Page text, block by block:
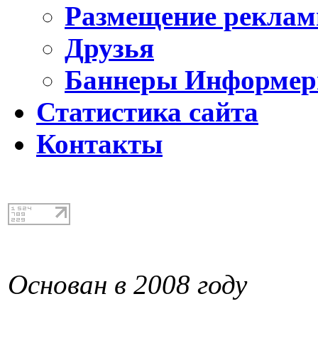
Размещение
Друзья
Баннеры
Статистика сайта
Контакты
Основан в 2008 году